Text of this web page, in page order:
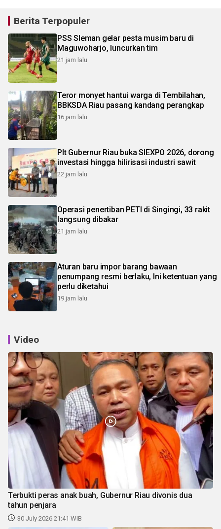
Berita Terpopuler
PSS Sleman gelar pesta musim baru di
Maguwoharjo, luncurkan tim
21 jam lalu
Teror monyet hantui warga di Tembilahan,
BBKSDA Riau pasang kandang perangkap
16 jam lalu
Plt Gubernur Riau buka SIEXPO 2026, dorong
investasi hingga hilirisasi industri sawit
22 jam lalu
Operasi penertiban PETI di Singingi, 33 rakit
langsung dibakar
21 jam lalu
Aturan baru impor barang bawaan
penumpang resmi berlaku, Ini ketentuan yang
perlu diketahui
19 jam lalu
Video
Terbukti peras anak buah, Gubernur Riau divonis dua
tahun penjara
30 July 2026 21:41 WIB